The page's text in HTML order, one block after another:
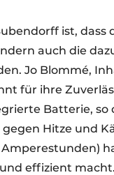
ist,
auch die
Jo Blommé,
für ihre
Batterie,
Hitze und
effizient